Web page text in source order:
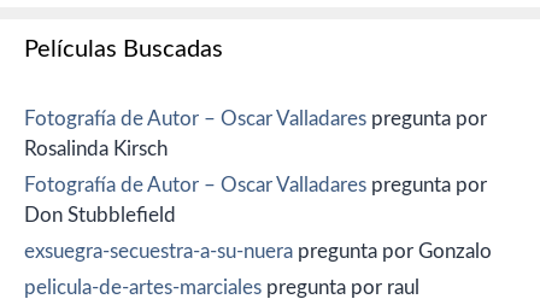
Películas Buscadas
Fotografía de Autor – Oscar Valladares pregunta por
Rosalinda Kirsch
Fotografía de Autor – Oscar Valladares pregunta por
Don Stubblefield
exsuegra-secuestra-a-su-nuera pregunta por Gonzalo
pelicula-de-artes-marciales pregunta por raul